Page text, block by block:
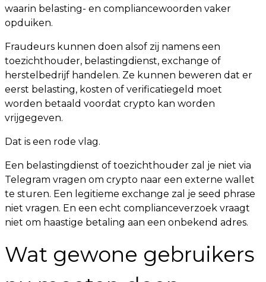
waarin belasting- en compliancewoorden vaker
opduiken.
Fraudeurs kunnen doen alsof zij namens een
toezichthouder, belastingdienst, exchange of
herstelbedrijf handelen. Ze kunnen beweren dat er
eerst belasting, kosten of verificatiegeld moet
worden betaald voordat crypto kan worden
vrijgegeven.
Dat is een rode vlag.
Een belastingdienst of toezichthouder zal je niet via
Telegram vragen om crypto naar een externe wallet
te sturen. Een legitieme exchange zal je seed phrase
niet vragen. En een echt complianceverzoek vraagt
niet om haastige betaling aan een onbekend adres.
Wat gewone gebruikers